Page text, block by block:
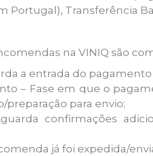
Portugal), Transferência
na VINIQ são
a entrada do pagamento
– Fase em que o
para envio;
confirmações
já foi expedida/